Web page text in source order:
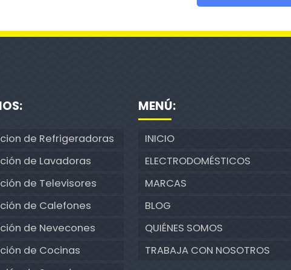
de Refrigeradoras
de Lavadoras
de Televisores
de Calefones
de Nevecones
de Cocinas
MENÚ:
INICIO
ELECTRODOMÉSTICOS
MARCAS
BLOG
QUIÉNES SOMOS
TRABAJA CON NOSOTROS